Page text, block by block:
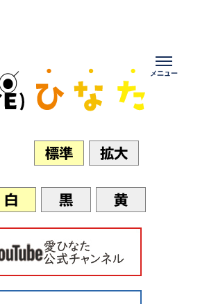
黒 黄